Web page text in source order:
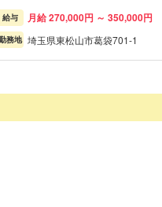
給与 月給 270,000円 ～ 350,000円
務地 埼玉県東松山市葛袋701-1